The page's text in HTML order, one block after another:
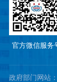
官方微信服务
政府部门网站：